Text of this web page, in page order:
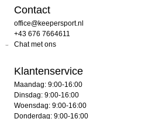
Contact
office@keepersport.nl
+43 676 7664611
Chat met ons
Klantenservice
Maandag: 9:00-16:00
Dinsdag: 9:00-16:00
Woensdag: 9:00-16:00
Donderdag: 9:00-16:00